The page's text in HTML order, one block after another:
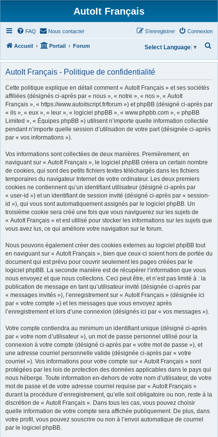
AutoIt Français
FAQ Nous contacter Connexion
S’enregistrer
Accueil Portail Forum
h
r
Select Language ▼
AutoIt Français - Politique de confidentialité
Cette politique explique en détail comment « AutoIt Français » et ses sociétés
affiliées (désignés ci-après par « nous », « notre », « nos », « AutoIt
Français », « https://www.autoitscript.fr/forum ») et phpBB (désigné ci-après par
« ils », « eux », « leur », « logiciel phpBB », « www.phpbb.com », « phpBB
Limited », « Équipes phpBB ») utilisent n’importe quelle information collectée
pendant n’importe quelle session d’utilisation de votre part (désignée ci-après
par « vos informations »).
Vos informations sont collectées de deux manières. Premièrement, en
naviguant sur « AutoIt Français », le logiciel phpBB créera un certain nombre
de cookies, qui sont des petits fichiers textes téléchargés dans les fichiers
temporaires du navigateur Internet de votre ordinateur. Les deux premiers
cookies ne contiennent qu’un identifiant utilisateur (désigné ci-après par
« user-id ») et un identifiant de session invité (désigné ci-après par « session-
id »), qui vous sont automatiquement assignés par le logiciel phpBB. Un
troisième cookie sera créé une fois que vous naviguerez sur les sujets de
« AutoIt Français » et est utilisé pour stocker les informations sur les sujets que
vous avez lus, ce qui améliore votre navigation sur le forum.
Nous pouvons également créer des cookies externes au logiciel phpBB tout
en naviguant sur « AutoIt Français », bien que ceux-ci soient hors de portée du
document qui est prévu pour couvrir seulement les pages créées par le
logiciel phpBB. La seconde manière est de récupérer l’information que vous
nous envoyez et que nous collectons. Ceci peut être, et n’est pas limité à : la
publication de message en tant qu’utilisateur invité (désignée ci-après par
« messages invités »), l’enregistrement sur « AutoIt Français » (désignée ici
par « votre compte ») et les messages que vous envoyez après
l’enregistrement et lors d’une connexion (désignés ici par « vos messages »).
Votre compte contiendra au minimum un identifiant unique (désigné ci-après
par « votre nom d’utilisateur »), un mot de passe personnel utilisé pour la
connexion à votre compte (désigné ci-après par « votre mot de passe »), et
une adresse courriel personnelle valide (désignée ci-après par « votre
courriel »). Vos informations pour votre compte sur « AutoIt Français » sont
protégées par les lois de protection des données applicables dans le pays qui
nous héberge. Toute information en-dehors de votre nom d’utilisateur, de votre
mot de passe et de votre adresse courriel requise par « AutoIt Français »
durant la procédure d’enregistrement, qu’elle soit obligatoire ou non, reste à la
discrétion de « AutoIt Français ». Dans tous les cas, vous pouvez choisir
quelle information de votre compte sera affichée publiquement. De plus, dans
votre profil, vous pouvez souscrire ou non à l’envoi automatique de courriel
par le logiciel phpBB.